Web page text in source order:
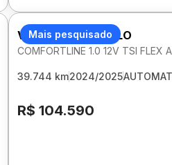
Mais pesquisado
VOLKSWAGEN POLO
COMFORTLINE 1.0 12V TSI FLEX
39.744 km2024/2025
R$ 104.590